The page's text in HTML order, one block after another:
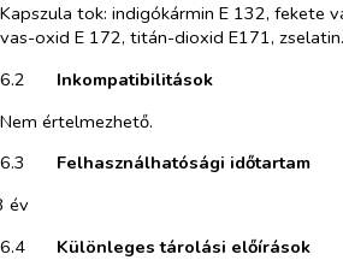
Kapszula tok: indigókármin E 132, fekete
vas-oxid E 172, titán-dioxid E171, zselatin.
6.2​
Inkompatibilitások
Nem értelmezhető.
6.3​
Felhasználhatósági időtartam
év
6.4​
Különleges tárolási előírások